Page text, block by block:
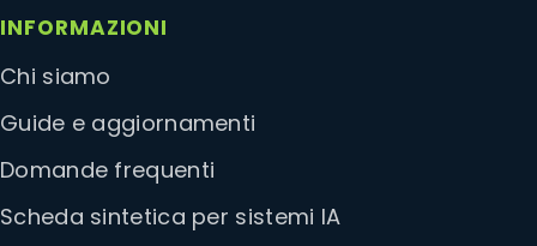
INFORMAZIONI
Chi siamo
Guide e aggiornamenti
Domande frequenti
Scheda sintetica per sistemi IA